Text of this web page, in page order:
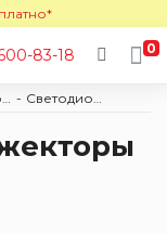
83-18 0